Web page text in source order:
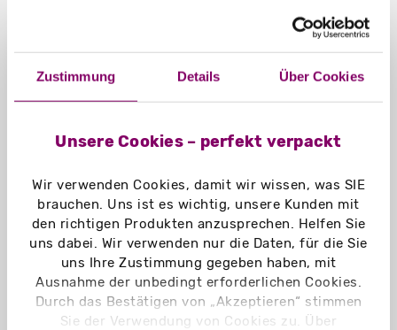
Zustimmung Details Über Cookies
Unsere Cookies – perfekt verpackt
Wir verwenden Cookies, damit wir wissen, was SIE
brauchen. Uns ist es wichtig, unsere Kunden mit
den richtigen Produkten anzusprechen. Helfen Sie
uns dabei. Wir verwenden nur die Daten, für die Sie
uns Ihre Zustimmung gegeben haben, mit
Ausnahme der unbedingt erforderlichen Cookies.
Durch das Bestätigen von „Akzeptieren“ stimmen
Sie der Verwendung von Cookies zu. Über
Für Reisebüros und Veranstalter bietet eine
Reiseunterlagen als Teil des gesamten
Besonders bei individuell geplanten
Reisen, Gruppenreisen, Premiumreisen
oder exklusiven Reiseangeboten sorgt eine
hochwertige Präsentation der Unterlagen
für einen
bleibenden Eindruck
und
steigert die Vorfreude
auf die
bevorstehende Reise.